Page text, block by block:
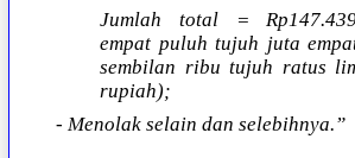
Jumlah total =
empat puluh tujuh juta
sembilan ribu tujuh ratus
rupiah);
- Menolak selain dan selebihnya.”